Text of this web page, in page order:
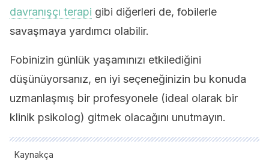
davranışçı terapi gibi diğerleri de, fobilerle
savaşmaya yardımcı olabilir.
Fobinizin günlük yaşamınızı etkilediğini
düşünüyorsanız, en iyi seçeneğinizin bu konuda
uzmanlaşmış bir profesyonele (ideal olarak bir
klinik psikolog) gitmek olacağını unutmayın.
Kaynakça